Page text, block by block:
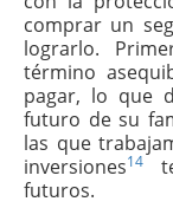
comprar un
lograrlo.
término
pagar, lo que
futuro de su
las que
inversiones14
futuros.